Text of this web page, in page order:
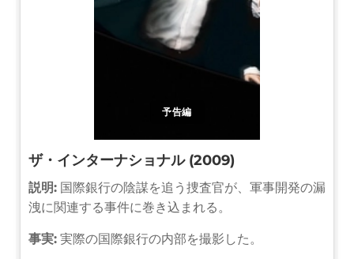
予告編
ザ・インターナショナル (2009)
説明: 国際銀行の陰謀を追う捜査官が、軍事開発の漏
洩に関連する事件に巻き込まれる。
事実: 実際の国際銀行の内部を撮影した。